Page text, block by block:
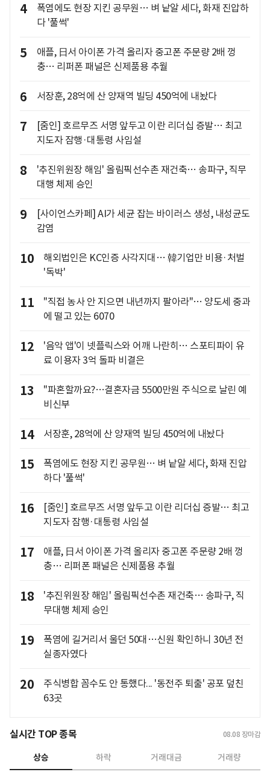
4
폭염에도 현장 지킨 공무원… 벼 낱알 세다, 화재 진압하
다 '풀썩'
5
애플, 日서 아이폰 가격 올리자 중고폰 주문량 2배 껑
충… 리퍼폰 패널은 신제품용 추월
6 서장훈, 28억에 산 양재역 빌딩 450억에 내놨다
7
[줌인] 호르무즈 서명 앞두고 이란 리더십 증발… 최고
지도자 잠행·대통령 사임설
8
'추진위원장 해임' 올림픽선수촌 재건축… 송파구, 직무
대행 체제 승인
9
[사이언스카페] AI가 세균 잡는 바이러스 생성, 내성균도
감염
10
해외법인은 KC인증 사각지대… 韓기업만 비용·처벌
'독박'
11
"직접 농사 안 지으면 내년까지 팔아라"… 양도세 중과
에 떨고 있는 6070
12
'음악 앱'이 넷플릭스와 어깨 나란히… 스포티파이 유
료 이용자 3억 돌파 비결은
13
"파혼할까요?…결혼자금 5500만원 주식으로 날린 예
비신부
14 서장훈, 28억에 산 양재역 빌딩 450억에 내놨다
15
폭염에도 현장 지킨 공무원… 벼 낱알 세다, 화재 진압
하다 '풀썩'
16
[줌인] 호르무즈 서명 앞두고 이란 리더십 증발… 최고
지도자 잠행·대통령 사임설
17
애플, 日서 아이폰 가격 올리자 중고폰 주문량 2배 껑
충… 리퍼폰 패널은 신제품용 추월
18
'추진위원장 해임' 올림픽선수촌 재건축… 송파구, 직
무대행 체제 승인
19
폭염에 길거리서 울던 50대…신원 확인하니 30년 전
실종자였다
20
주식병합 꼼수도 안 통했다... '동전주 퇴출' 공포 덮친
63곳
실시간 TOP 종목 08.08 장마감
상승 하락 거래대금 거래량